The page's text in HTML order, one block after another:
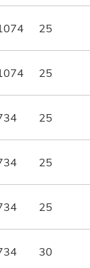
25
25
25
25
25
30